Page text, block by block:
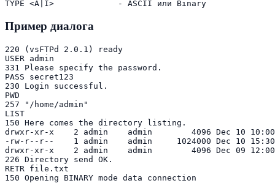
Пример диалога
220 (vsFTPd 2.0.1) ready
USER admin
331 Please specify the password.
PASS secret123
230 Login successful.
PWD
257 "/home/admin"
LIST
150 Here comes the directory listing.
drwxr-xr-x    2 admin    admin        4096 Dec 10 10:00
-rw-r--r--    1 admin    admin     1024000 Dec 10
drwxr-xr-x    2 admin    admin        4096 Dec 09 12:00
226 Directory send OK.
RETR file.txt
150 Opening BINARY mode data connection